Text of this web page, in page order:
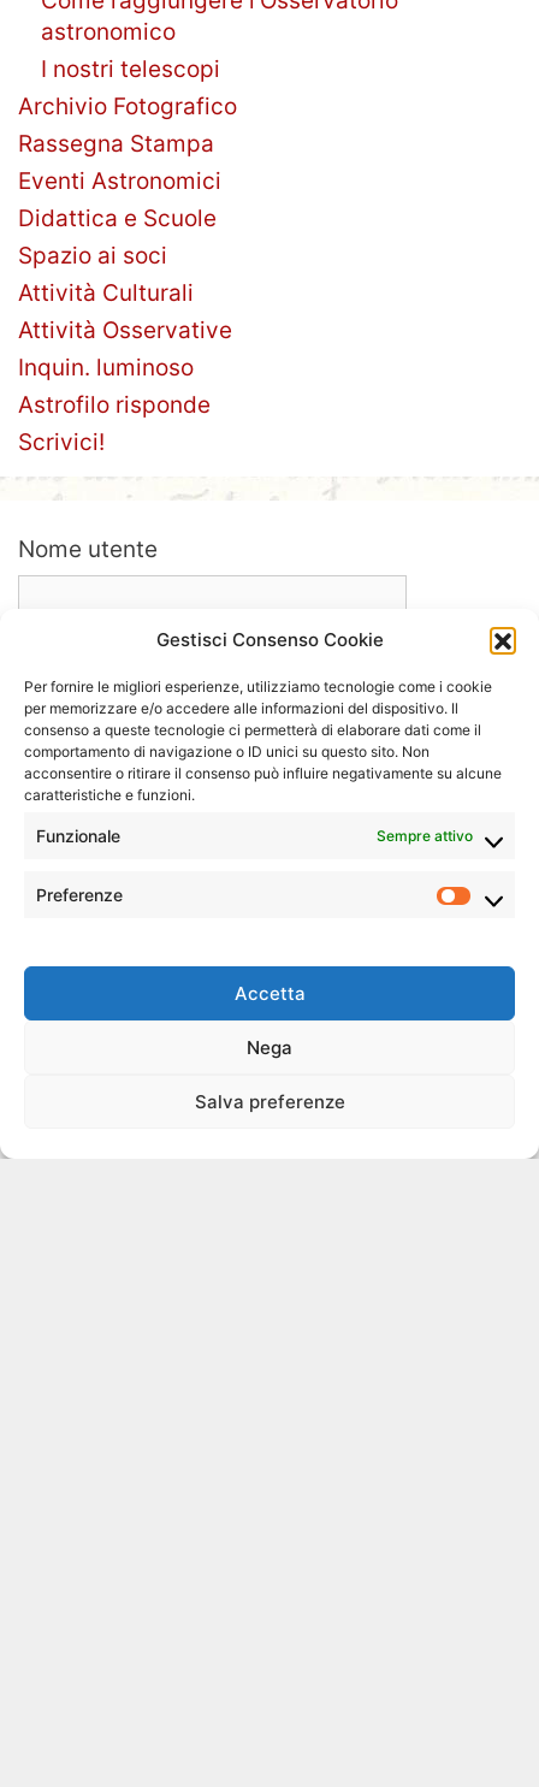
Gestisci Consenso Cookie
Per fornire le migliori esperienze, utilizziamo tecnologie come i cookie
per memorizzare e/o accedere alle informazioni del dispositivo. Il
consenso a queste tecnologie ci permetterà di elaborare dati come il
comportamento di navigazione o ID unici su questo sito. Non
acconsentire o ritirare il consenso può influire negativamente su alcune
caratteristiche e funzioni.
Funzionale Sempre attivo
Preferenze
Accetta
Nega
Salva preferenze
astronomico
I nostri telescopi
Archivio Fotografico
Rassegna Stampa
Eventi Astronomici
Didattica e Scuole
Spazio ai soci
Attività Culturali
Attività Osservative
Inquin. luminoso
Astrofilo risponde
Scrivici!
Nome utente
Ricordami